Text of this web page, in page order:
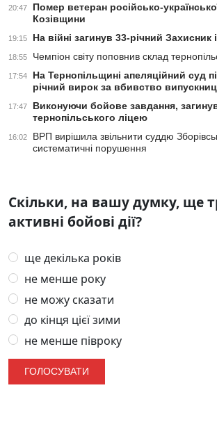
20:47
Помер ветеран російсько-
Козівщини
19:15 На війні загинув 33-річний Захисник
18:55 Чемпіон світу поповнив склад
17:54
На Тернопільщині апеляційний суд
річний вирок за вбивство
17:47
Виконуючи бойове завдання,
тернопільського ліцею
16:02
ВРП вирішила звільнити суддю
систематичні порушення
Скільки, на вашу думку, ще
активні бойові дії?
ще декілька років
не менше року
не можу сказати
до кінця цієї зими
не менше півроку